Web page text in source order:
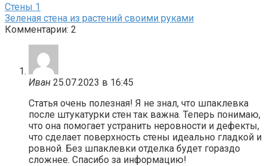
Стены 1
Зеленая стена из растений своими руками
Комментарии: 2
Иван 25.07.2023 в 16:45
Статья очень полезная! Я не знал, что шпаклевка
после штукатурки стен так важна. Теперь понимаю,
что она помогает устранить неровности и дефекты,
что сделает поверхность стены идеально гладкой и
ровной. Без шпаклевки отделка будет гораздо
сложнее. Спасибо за информацию!